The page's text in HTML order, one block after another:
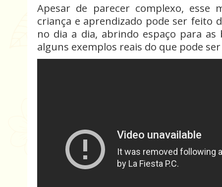
Apesar de parecer complexo, esse
criança e aprendizado pode ser feito
no dia a dia, abrindo espaço para
alguns exemplos reais do que pode